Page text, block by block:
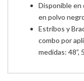
Disponible en
en polvo
Estribos y
combo por
medidas: 48”,